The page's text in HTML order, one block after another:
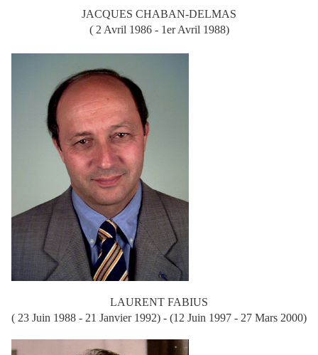
JACQUES CHABAN-DELMAS
( 2 Avril 1986 - 1er Avril 1988)
LAURENT FABIUS
( 23 Juin 1988 - 21 Janvier 1992) - (12 Juin 1997 - 27 Mars 2000)